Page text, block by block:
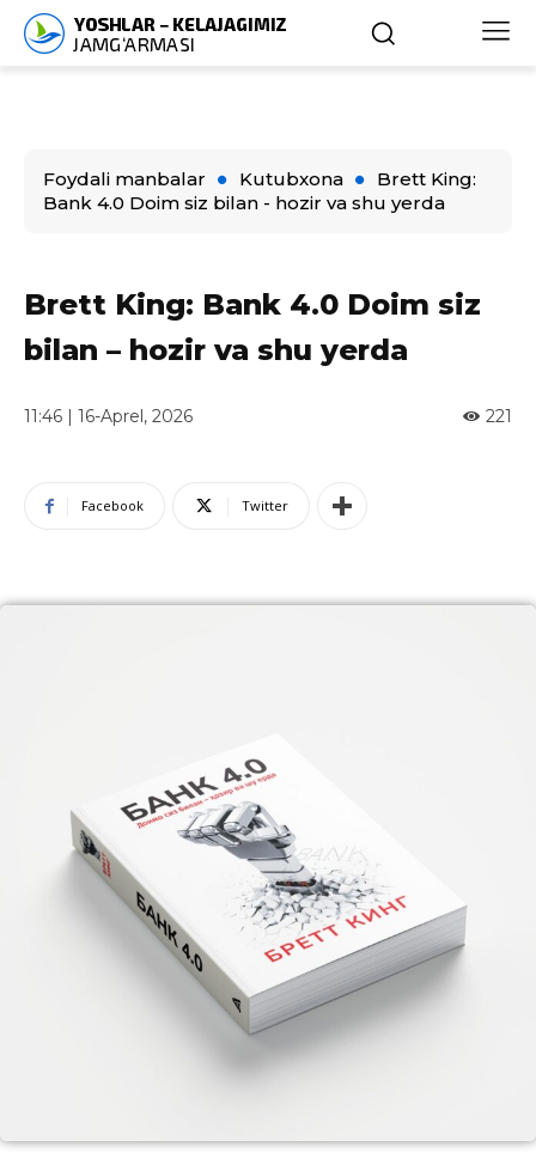
Foydali manbalar Kutubxona
Brett King:
Bank 4.0 Doim siz bilan - hozir va shu yerda
Brett King: Bank 4.0 Doim siz
bilan – hozir va shu yerda
11:46 | 16-Aprel, 2026 221
Facebook Twitter